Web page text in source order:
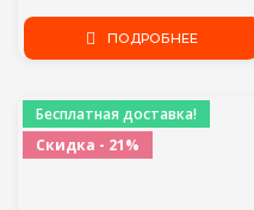
Кран Горячей Воды Ванная
Комната Отопление
Из Нержавеющей Стали
ПОДРОБНЕЕ
Бесплатная доставка!
Скидка - 21%